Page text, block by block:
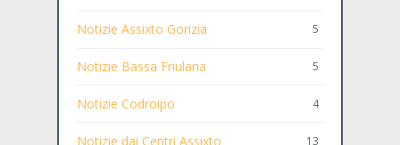
Notizie Assixto Gorizia 5
Notizie Bassa Friulana 5
Notizie Codroipo 4
Notizie dai Centri Assixto 13